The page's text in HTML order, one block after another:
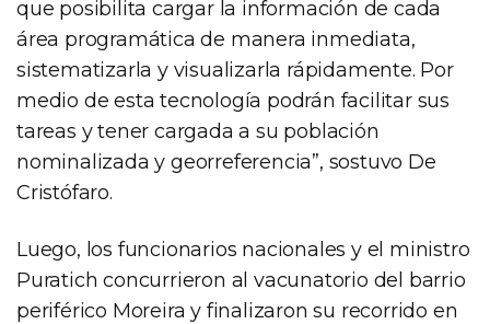
que posibilita cargar la información de cada
área programática de manera inmediata,
sistematizarla y visualizarla rápidamente. Por
medio de esta tecnología podrán facilitar sus
tareas y tener cargada a su población
nominalizada y georreferencia”, sostuvo De
Cristófaro.
Luego, los funcionarios nacionales y el ministro
Puratich concurrieron al vacunatorio del barrio
periférico Moreira y finalizaron su recorrido en